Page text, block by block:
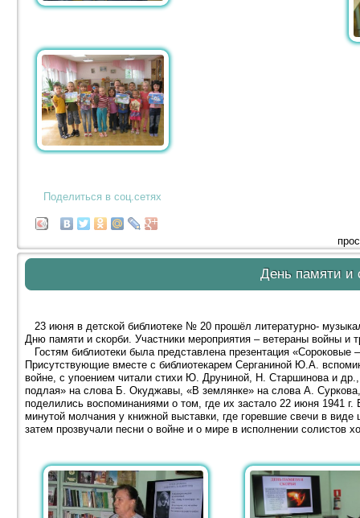
Поделиться в соц.сетях
День памяти и
23 июня в детской библиотеке № 20 прошёл литературно-
Дню памяти и скорби. Участники мероприятия – ветераны войны и
Гостям библиотеки была представлена презентация
Присутствующие вместе с библиотекарем Серганиной Ю.А.
войне, с упоением читали стихи Ю. Друниной, Н. Старшинова и
подлая» на слова Б. Окуджавы, «В землянке» на слова А.
поделились воспоминаниями о том, где их застало 22 июня 1941
минутой молчания у книжной выставки, где горевшие свечи в
затем прозвучали песни о войне и о мире в исполнении солистов